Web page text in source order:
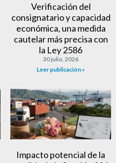
Verificación del
consignatario y capacidad
económica, una medida
cautelar más precisa con
la Ley 2586
30 julio, 2026
Leer publicación »
Impacto potencial de la